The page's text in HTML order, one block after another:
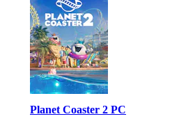
Planet Coaster 2 PC